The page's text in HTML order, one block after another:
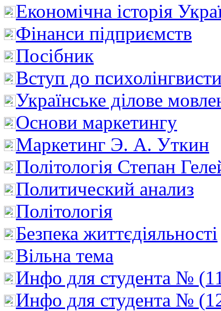
Економічна історія
Фінанси підприємств
Посібник
Вступ до
Українське ділове
Основи маркетингу
Маркетинг Э. А. Уткин
Політологія Степан
Политический анализ
Політологія
Безпека життєдіяльності
Вільна тема
Инфо для студента №
Инфо для студента №